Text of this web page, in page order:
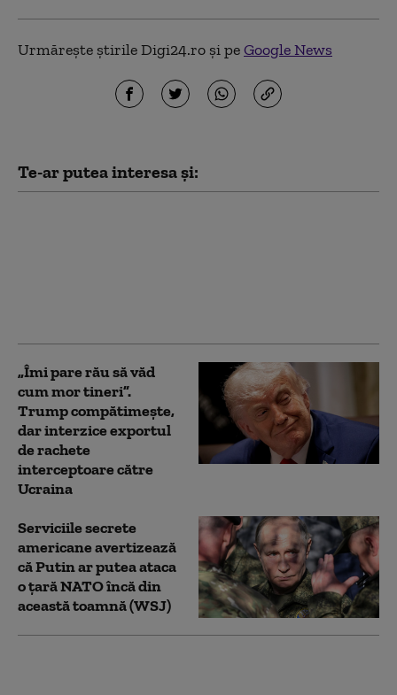
Urmărește știrile Digi24.ro și peGoogle News
Te-ar putea interesa și:
„Îmi pare rău să văd
cum mor tineri”.
Trump compătimește,
dar interzice exportul
de rachete
interceptoare către
Ucraina
Serviciile secrete
americane avertizează
că Putin ar putea ataca
o țară NATO încă din
această toamnă (WSJ)